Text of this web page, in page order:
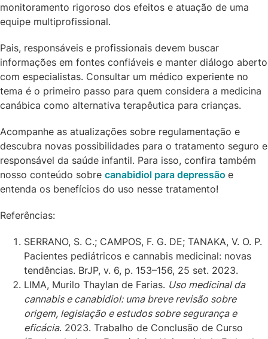
monitoramento rigoroso dos efeitos e atuação de uma
equipe multiprofissional.
Pais, responsáveis e profissionais devem buscar
informações em fontes confiáveis e manter diálogo aberto
com especialistas. Consultar um médico experiente no
tema é o primeiro passo para quem considera a medicina
canábica como alternativa terapêutica para crianças.
Acompanhe as atualizações sobre regulamentação e
descubra novas possibilidades para o tratamento seguro e
responsável da saúde infantil. Para isso, confira também
nosso conteúdo sobre canabidiol para depressão e
entenda os benefícios do uso nesse tratamento!
Referências:
SERRANO, S. C.; CAMPOS, F. G. DE; TANAKA, V. O. P.
Pacientes pediátricos e cannabis medicinal: novas
tendências. BrJP, v. 6, p. 153–156, 25 set. 2023.
LIMA, Murilo Thaylan de Farias. Uso medicinal da
cannabis e canabidiol: uma breve revisão sobre
origem, legislação e estudos sobre segurança e
eficácia. 2023. Trabalho de Conclusão de Curso